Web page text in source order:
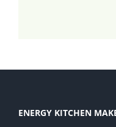
ENERGY KITCHEN